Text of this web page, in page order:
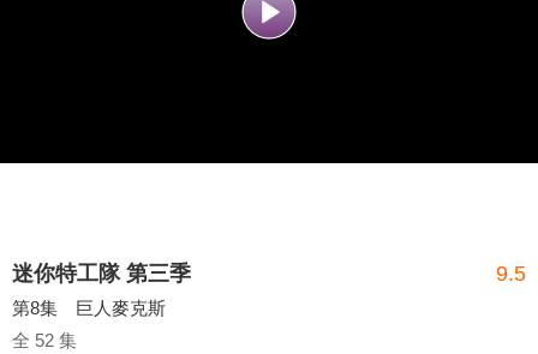
迷你特工隊 第三季 9.5
第8集 巨人麥克斯
全 52 集